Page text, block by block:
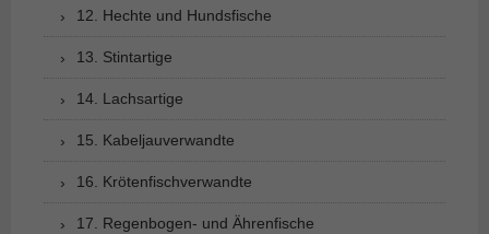
12. Hechte und Hundsfische
13. Stintartige
14. Lachsartige
15. Kabeljauverwandte
16. Krötenfischverwandte
17. Regenbogen- und Ährenfische